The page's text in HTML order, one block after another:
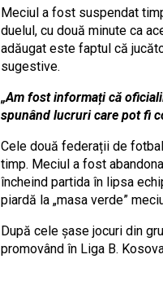
Meciul a fost suspendat
duelul, cu două minute ca
adăugat este faptul că
sugestive.
„Am fost informați că
spunând lucruri care pot fi
Cele două federații de
timp. Meciul a fost
încheind partida în lipsa
piardă la „masa verde”
După cele șase jocuri din
promovând în Liga B.